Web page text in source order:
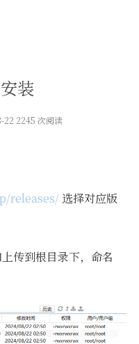
装
2245 次阅读
releases/选择对应版
传到根目录下，命名